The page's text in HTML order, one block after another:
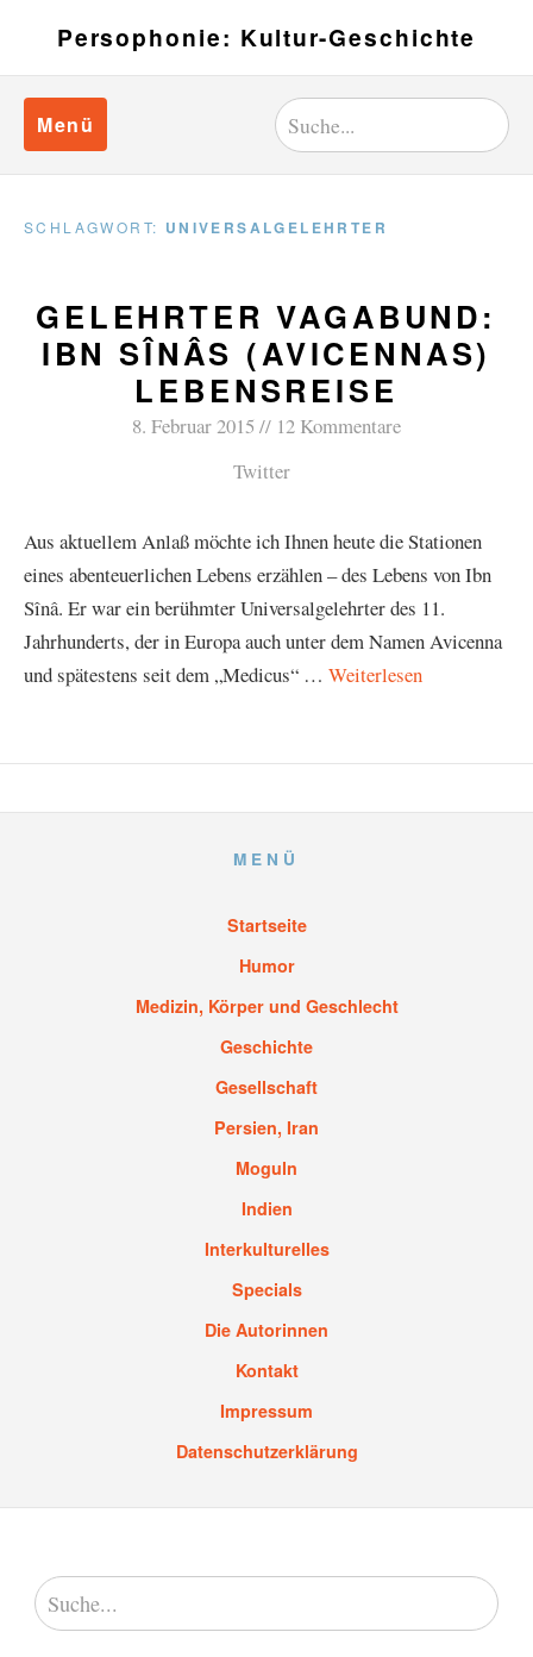
Persophonie: Kultur-Geschichte
Menü
SCHLAGWORT: UNIVERSALGELEHRTER
GELEHRTER VAGABUND:
IBN SÎNÂS (AVICENNAS)
LEBENSREISE
8. Februar 2015
12 Kommentare
Twitter
Aus aktuellem Anlaß möchte ich Ihnen heute die Stationen
eines abenteuerlichen Lebens erzählen – des Lebens von Ibn
Sînâ. Er war ein berühmter Universalgelehrter des 11.
Jahrhunderts, der in Europa auch unter dem Namen Avicenna
und spätestens seit dem „Medicus“ … Weiterlesen
MENÜ
Startseite
Humor
Medizin, Körper und Geschlecht
Geschichte
Gesellschaft
Persien, Iran
Moguln
Indien
Interkulturelles
Specials
Die Autorinnen
Kontakt
Impressum
Datenschutzerklärung